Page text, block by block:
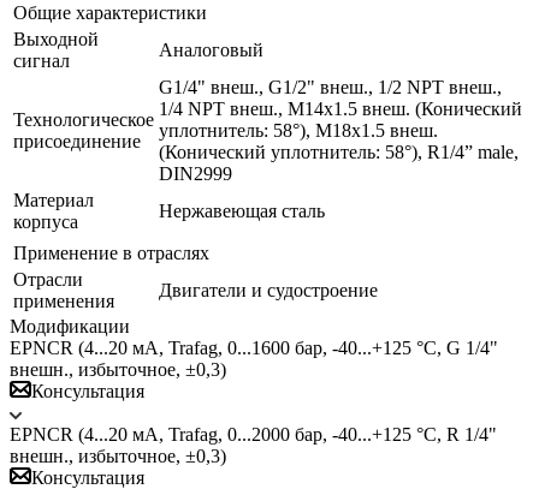
Общие характеристики
Выходной
сигнал
Аналоговый
Технологическое
присоединение
G1/4" внеш., G1/2" внеш., 1/2 NPT внеш.,
1/4 NPT внеш., M14x1.5 внеш. (Конический
уплотнитель: 58°), M18x1.5 внеш.
(Конический уплотнитель: 58°), R1/4” male,
DIN2999
Материал
корпуса
Нержавеющая сталь
Применение в отраслях
Отрасли
применения
Двигатели и судостроение
Модификации
EPNCR (4...20 мА, Trafag, 0...1600 бар, -40...+125 °C, G 1/4"
внешн., избыточное, ±0,3)
Консультация
EPNCR (4...20 мА, Trafag, 0...2000 бар, -40...+125 °C, R 1/4"
внешн., избыточное, ±0,3)
Консультация